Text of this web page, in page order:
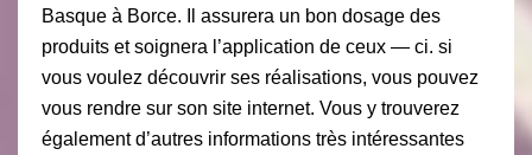
Basque à Borce. Il assurera un bon dosage des
produits et soignera l’application de ceux — ci. si
vous voulez découvrir ses réalisations, vous pouvez
vous rendre sur son site internet. Vous y trouverez
également d’autres informations très intéressantes